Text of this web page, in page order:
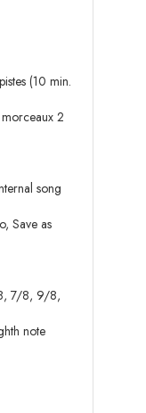
(10 min.
2
song
Save as
7/8, 9/8,
note